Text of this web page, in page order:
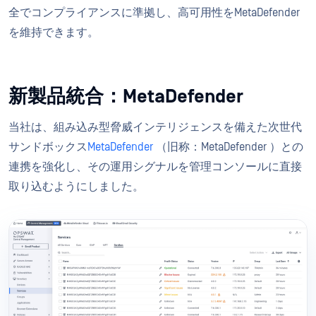
全でコンプライアンスに準拠し、高可用性をMetaDefender
を維持できます。
新製品統合：MetaDefender
当社は、組み込み型脅威インテリジェンスを備えた次世代
サンドボックス MetaDefender
（旧称：MetaDefender ）との
連携を強化し、その運用シグナルを管理コンソールに直接
取り込むようにしました。